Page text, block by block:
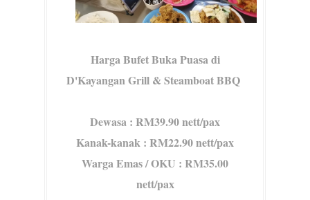
Harga Bufet Buka Puasa di
D'Kayangan Grill & Steamboat BBQ
Dewasa : RM39.90 nett/pax
Kanak-kanak : RM22.90 nett/pax
Warga Emas / OKU : RM35.00
nett/pax